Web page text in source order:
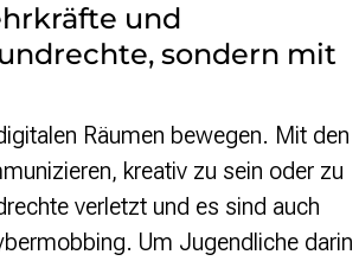
und
sondern mit
Räumen bewegen. Mit den
kreativ zu sein oder zu
verletzt und es sind auch
Um Jugendliche darin